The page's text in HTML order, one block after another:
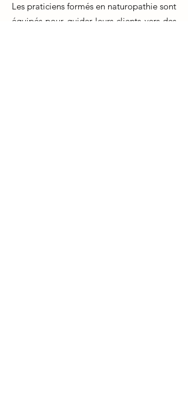
Les praticiens formés en naturopathie sont
équipés pour guider leurs clients vers des